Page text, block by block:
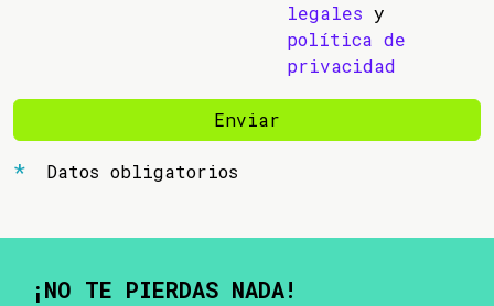
legales y
política de
privacidad
Enviar
Datos obligatorios
¡NO TE PIERDAS NADA!